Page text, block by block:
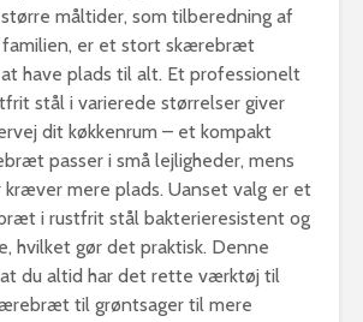
måltider, som tilberedning af
er et stort skærebræt
have plads til alt. Et professionelt
stål i varierede størrelser giver
dit køkkenrum – et kompakt
passer i små lejligheder, mens
mere plads. Uanset valg er et
i rustfrit stål bakterieresistent og
hvilket gør det praktisk. Denne
at du altid har det rette værktøj til
til grøntsager til mere